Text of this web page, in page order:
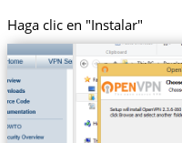
Haga clic en "Instalar"